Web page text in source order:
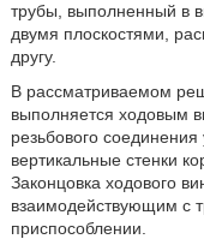
трубы, выполненный в
двумя плоскостями,
другу.
В рассматриваемом
выполняется ходовым
резьбового
вертикальные стенки
Законцовка ходового
взаимодействующим с
приспособлении.